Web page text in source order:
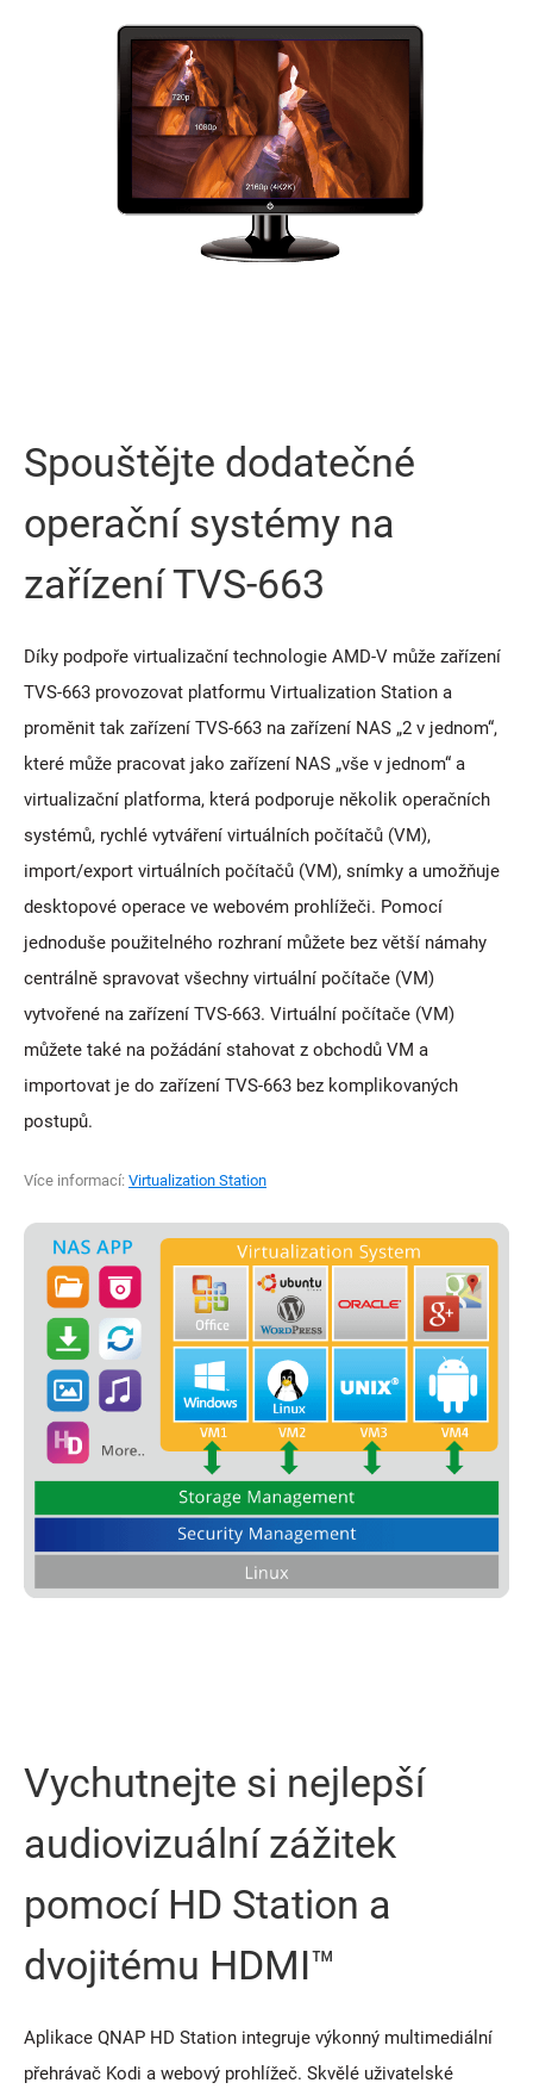
Spouštějte dodatečné
operační systémy na
zařízení TVS-663
Díky podpoře virtualizační technologie AMD-V může zařízení
TVS-663 provozovat platformu Virtualization Station a
proměnit tak zařízení TVS-663 na zařízení NAS „2 v jednom“,
které může pracovat jako zařízení NAS „vše v jednom“ a
virtualizační platforma, která podporuje několik operačních
systémů, rychlé vytváření virtuálních počítačů (VM),
import/export virtuálních počítačů (VM), snímky a umožňuje
desktopové operace ve webovém prohlížeči. Pomocí
jednoduše použitelného rozhraní můžete bez větší námahy
centrálně spravovat všechny virtuální počítače (VM)
vytvořené na zařízení TVS-663. Virtuální počítače (VM)
můžete také na požádání stahovat z obchodů VM a
importovat je do zařízení TVS-663 bez komplikovaných
postupů.
Více informací: Virtualization Station
Vychutnejte si nejlepší
audiovizuální zážitek
pomocí HD Station a
dvojitému HDMI™
Aplikace QNAP HD Station integruje výkonný multimediální
přehrávač Kodi a webový prohlížeč. Skvělé uživatelské